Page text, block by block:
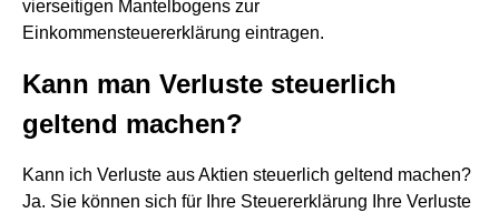
vierseitigen Mantelbogens zur
Einkommensteuererklärung eintragen.
Kann man Verluste steuerlich
geltend machen?
Kann ich Verluste aus Aktien steuerlich geltend machen?
Ja. Sie können sich für Ihre Steuererklärung Ihre Verluste